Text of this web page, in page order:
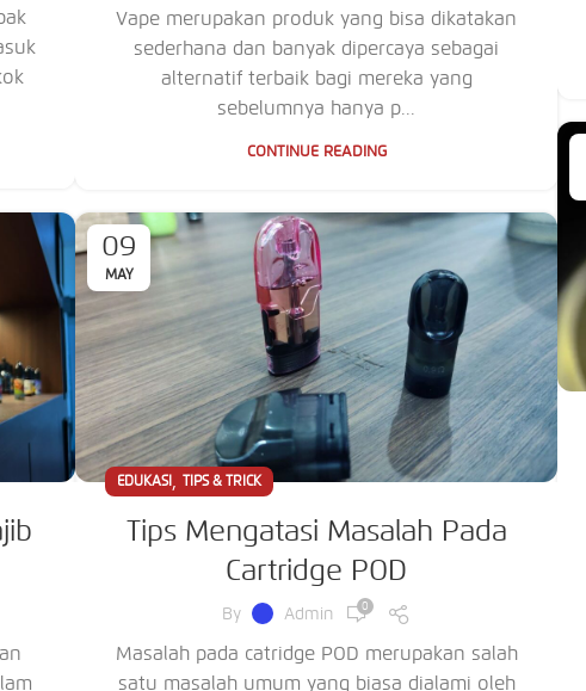
Vape merupakan produk yang bisa dikatakan
sederhana dan banyak dipercaya sebagai
alternatif terbaik bagi mereka yang
sebelumnya hanya p...
CONTINUE READING
09
MAY
EDUKASI, TIPS & TRICK
Tips Mengatasi Masalah Pada
Cartridge POD
By Admin 0
Masalah pada catridge POD merupakan salah
satu masalah umum yang biasa dialami oleh